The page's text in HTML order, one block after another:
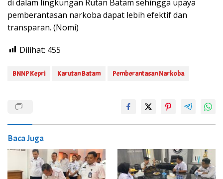
di dalam lingkungan Rutan Batam sehingga upaya
pemberantasan narkoba dapat lebih efektif dan
transparan. (Nomi)
Dilihat: 455
BNNP Kepri Karutan Batam Pemberantasan Narkoba
Baca Juga